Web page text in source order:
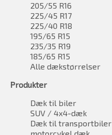
205/55 R16
225/45 R17
225/40 R18
195/65 R15
235/35 R19
185/65 R15
Alle dækstørrelser
Produkter
Dæk til biler
SUV / 4x4-dæk
Dæk til transportbiler